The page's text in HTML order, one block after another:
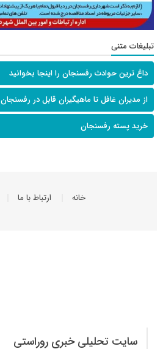
تبلیغات متنی
داغ ترین حوادث رفسنجان را اینجا بخوانید
از مدیران غافل تا ماهیگیران قابل در رفسنجان
خرید پسته رفسنجان
خانه ارتباط با ما
سایت تحلیلی خبری روراستی